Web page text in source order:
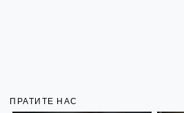
ПРАТИТЕ НАС